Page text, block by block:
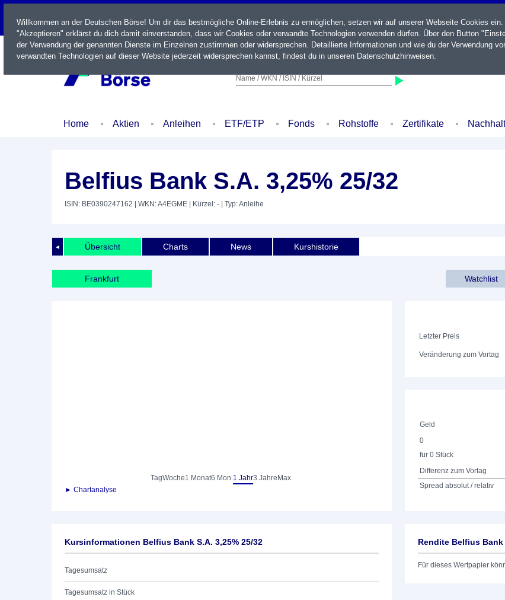
LIVE
Name / WKN / ISIN / Kürzel
Home Aktien Anleihen ETF/ETP Fonds Rohstoffe Zertifikate
Belfius Bank S.A. 3,25% 25/32
ISIN: BE0390247162 | WKN: A4EGME | Kürzel: - | Typ: Anleihe
◄ Übersicht Charts News Kurshistorie
Frankfurt Watchlist
TagWoche1 Monat6 Mon.1 Jahr3 Jahre Max.
► Chartanalyse
Letzter Preis
Veränderung zum Vortag
Geld
0
für 0 Stück
Differenz zum Vortag
Spread absolut / relativ
Kursinformationen Belfius Bank S.A. 3,25% 25/32
Tagesumsatz
Tagesumsatz in Stück
Rendite Belfius Bank
Für dieses Wertpapier
Willkommen an der Deutschen Börse! Um dir das bestmögliche Online-Erlebnis zu ermöglichen, setzen wir auf unserer Webseite Cookies
"Akzeptieren" erklärst du dich damit einverstanden, dass wir Cookies oder verwandte Technologien verwenden dürfen. Über den Button
der Verwendung der genannten Dienste im Einzelnen zustimmen oder widersprechen. Detaillierte Informationen und wie du der Verwendung
verwandten Technologien auf dieser Website jederzeit widersprechen kannst, findest du in unseren Datenschutzhinweisen.